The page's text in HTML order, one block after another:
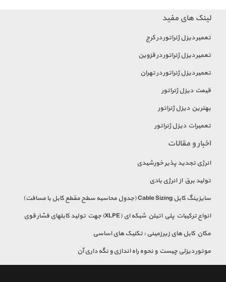
لینک های مفید
تعمیر دیزل ژنراتور در کرج
تعمیر دیزل ژنراتور در قزوین
تعمیر دیزل ژنراتور در تهران
قیمت دیزل ژنراتور
بهترین دیزل ژنراتور
تعمیرات دیزل ژنراتور
اخبار و مقالات
انرژی تجدید پذیر خورشیدی
تولید برق از انرژی بادی
سایزینگ کابل Cable Sizing (جدول محاسبه سطح مقطع کابل با مسافت)
انواع تركيبات پلي اتيلن شبكه ای (XLPE) جهت توليد كابلهای فشار قوی
مکان کابل های زیرزمینی : تکنیک های اساسی
موتور دیزلی چیست و نحوه راه اندازی و نگه داری آن